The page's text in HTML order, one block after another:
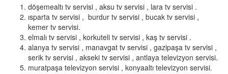
döşemealtı tv servisi , aksu tv servisi , lara tv servisi .
ısparta tv servisi , burdur tv servisi , bucak tv servisi ,
kemer tv servisi.
elmalı tv servisi , korkuteli tv servisi , kaş tv servisi .
alanya tv servisi , manavgat tv servisi , gazipaşa tv servisi ,
serik tv servisi , akseki tv servisi , antlaya televizyon servisi.
muratpaşa televizyon servisi , konyaaltı televizyon servisi.